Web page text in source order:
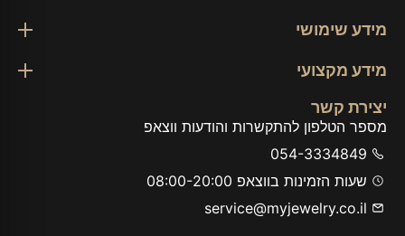
מידע שימושי
מידע מקצועי
יצירת קשר
מספר הטלפון להתקשרות והודעות ווצאפ
054-3334849
שעות הזמינות בווצאפ 08:00-20:00
service@myjewelry.co.il